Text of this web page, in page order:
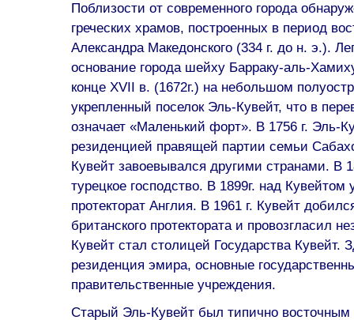
Поблизости от современного города
греческих храмов, построенных в период
Александра Македонского (334 г. до н. э.).
основание города шейху Барраку-аль-
конце XVII в. (1672г.) на небольшом
укрепленный поселок Эль-Кувейт, что в
означает «Маленький форт». В 1756 г. Эль-
резиденцией правящей партии семьи
Кувейт завоевывался другими странами. В
турецкое господство. В 1899г. над Кувейтом
протекторат Англия. В 1961 г. Кувейт
британского протектората и провозгласил
Кувейт стал столицей Государства Кувейт.
резиденция эмира, основные
правительственные учреждения.
Старый Эль-Кувейт был типично восточным